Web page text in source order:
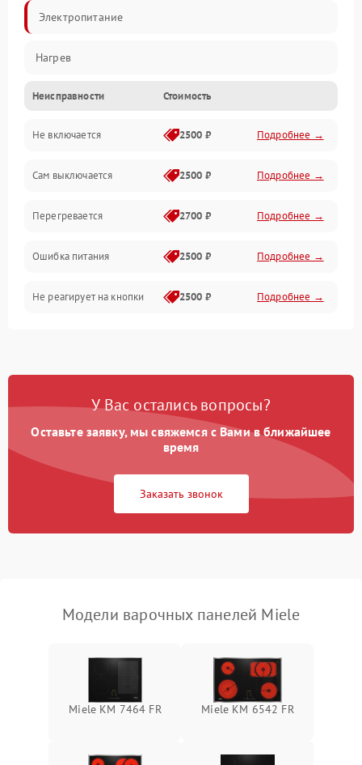
Электропитание
Нагрев
Неисправности Стоимость
Не включается 2500 ₽ Подробнее →
Сам выключается 2500 ₽ Подробнее →
Перегревается 2700 ₽ Подробнее →
Ошибка питания 2500 ₽ Подробнее →
Не реагирует на кнопки 2500 ₽ Подробнее →
У Вас остались вопросы?
Оставьте заявку, мы свяжемся с Вами в ближайшее
время
Заказать звонок
Модели варочных панелей Miele
Miele KM 7464 FR Miele KM 6542 FR